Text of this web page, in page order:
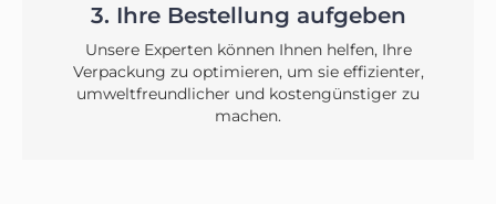
3. Ihre Bestellung aufgeben
Unsere Experten können Ihnen helfen, Ihre
Verpackung zu optimieren, um sie effizienter,
umweltfreundlicher und kostengünstiger zu
machen.